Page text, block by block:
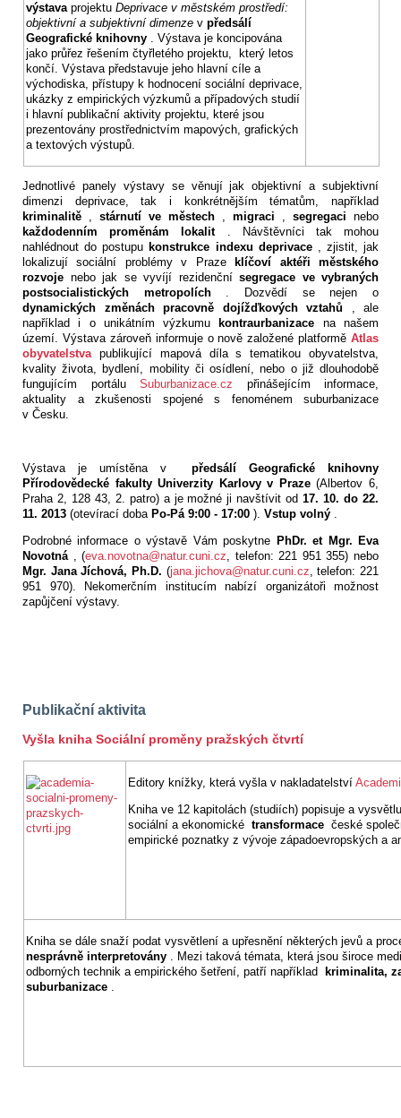
výstava projektu Deprivace v městském prostředí:
objektivní a subjektivní dimenze v předsálí
Geografické knihovny . Výstava je koncipována
jako průřez řešením čtyřletého projektu, který letos
končí. Výstava představuje jeho hlavní cíle a
východiska, přístupy k hodnocení sociální deprivace,
ukázky z empirických výzkumů a případových studií
i hlavní publikační aktivity projektu, které jsou
prezentovány prostřednictvím mapových, grafických
a textových výstupů.
Jednotlivé panely výstavy se věnují jak objektivní a subjektivní
dimenzi deprivace, tak i konkrétnějším tématům, například
kriminalitě , stárnutí ve městech , migraci , segregaci nebo
každodenním proměnám lokalit . Návštěvníci tak mohou
nahlédnout do postupu konstrukce indexu deprivace , zjistit, jak
lokalizují sociální problémy v Praze
klíčoví aktéři městského
rozvoje nebo jak se vyvíjí rezidenční segregace ve vybraných
postsocialistických metropolích . Dozvědí se nejen o
dynamických změnách pracovně dojížďkových vztahů , ale
například i o unikátním výzkumu
kontraurbanizace na našem
území. Výstava zároveň informuje o nově založené platformě Atlas
obyvatelstva publikující mapová díla s tematikou obyvatelstva,
kvality života, bydlení, mobility či osídlení, nebo o již dlouhodobě
fungujícím portálu Suburbanizace.cz přinášejícím informace,
aktuality a zkušenosti spojené s fenoménem suburbanizace
v Česku.
Výstava je umístěna v předsálí Geografické knihovny
Přírodovědecké fakulty Univerzity Karlovy v Praze(Albertov 6,
Praha 2, 128 43, 2. patro) a je možné ji navštívit od17. 10. do 22.
11. 2013 (otevírací doba Po-Pá 9:00 - 17:00 ). Vstup volný .
Podrobné informace o výstavě Vám poskytne PhDr. et Mgr. Eva
Novotná , (eva.novotna@natur.cuni.cz, telefon: 221 951 355) nebo
Mgr. Jana Jíchová, Ph.D. (jana.jichova@natur.cuni.cz, telefon: 221
951 970). Nekomerčním institucím nabízí organizátoři možnost
zapůjčení výstavy.
Publikační aktivita
Vyšla kniha Sociální proměny pražských čtvrtí
Editory knížky, která vyšla v nakladatelství
Kniha ve 12 kapitolách (studiích) popisuje a
sociální a ekonomické transformace české
empirické poznatky z vývoje západoevropských a
Kniha se dále snaží podat vysvětlení a upřesnění některých jevů a
nesprávně interpretovány . Mezi taková témata, která jsou široce
odborných technik a empirického šetření, patří například
kriminalita,
suburbanizace .